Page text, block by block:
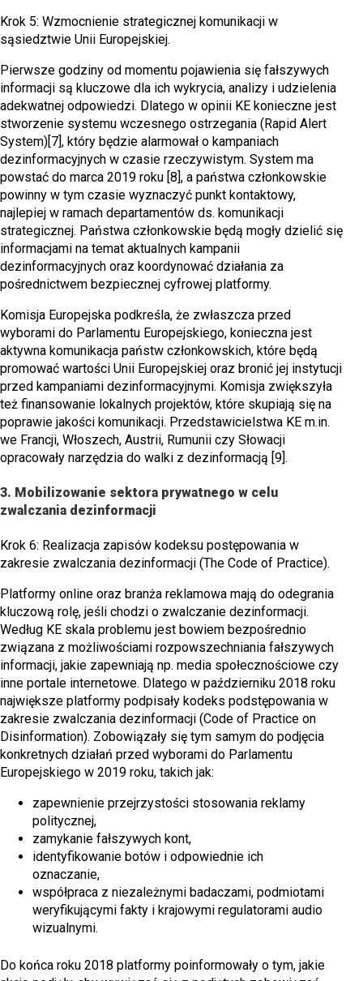
Krok 5: Wzmocnienie strategicznej komunikacji w
sąsiedztwie Unii Europejskiej.
Pierwsze godziny od momentu pojawienia się fałszywych
informacji są kluczowe dla ich wykrycia, analizy i udzielenia
adekwatnej odpowiedzi. Dlatego w opinii KE konieczne jest
stworzenie systemu wczesnego ostrzegania (Rapid Alert
System)[7], który będzie alarmował o kampaniach
dezinformacyjnych w czasie rzeczywistym. System ma
powstać do marca 2019 roku [8], a państwa członkowskie
powinny w tym czasie wyznaczyć punkt kontaktowy,
najlepiej w ramach departamentów ds. komunikacji
strategicznej. Państwa członkowskie będą mogły dzielić się
informacjami na temat aktualnych kampanii
dezinformacyjnych oraz koordynować działania za
pośrednictwem bezpiecznej cyfrowej platformy.
Komisja Europejska podkreśla, że zwłaszcza przed
wyborami do Parlamentu Europejskiego, konieczna jest
aktywna komunikacja państw członkowskich, które będą
promować wartości Unii Europejskiej oraz bronić jej instytucji
przed kampaniami dezinformacyjnymi. Komisja zwiększyła
też finansowanie lokalnych projektów, które skupiają się na
poprawie jakości komunikacji. Przedstawicielstwa KE m.in.
we Francji, Włoszech, Austrii, Rumunii czy Słowacji
opracowały narzędzia do walki z dezinformacją [9].
3. Mobilizowanie sektora prywatnego w celu
zwalczania dezinformacji
Krok 6: Realizacja zapisów kodeksu postępowania w
zakresie zwalczania dezinformacji (The Code of Practice).
Platformy online oraz branża reklamowa mają do odegrania
kluczową rolę, jeśli chodzi o zwalczanie dezinformacji.
Według KE skala problemu jest bowiem bezpośrednio
związana z możliwościami rozpowszechniania fałszywych
informacji, jakie zapewniają np. media społecznościowe czy
inne portale internetowe. Dlatego w październiku 2018 roku
największe platformy podpisały kodeks podstępowania w
zakresie zwalczania dezinformacji (Code of Practice on
Disinformation). Zobowiązały się tym samym do podjęcia
konkretnych działań przed wyborami do Parlamentu
Europejskiego w 2019 roku, takich jak:
zapewnienie przejrzystości stosowania reklamy
politycznej,
zamykanie fałszywych kont,
identyfikowanie botów i odpowiednie ich
oznaczanie,
współpraca z niezależnymi badaczami, podmiotami
weryfikującymi fakty i krajowymi regulatorami audio
wizualnymi.
Do końca roku 2018 platformy poinformowały o tym, jakie